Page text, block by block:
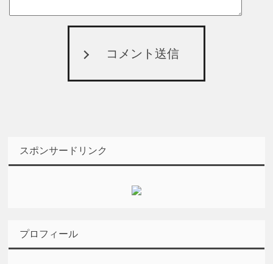
コメント送信
スポンサードリンク
プロフィール